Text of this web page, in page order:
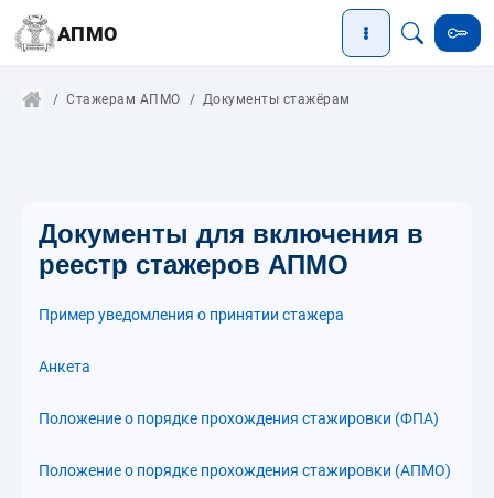
АПМО
Стажерам АПМО Документы стажёрам
Документы для включения в
реестр стажеров АПМО
Пример уведомления о принятии стажера
Анкета
Положение о порядке прохождения стажировки (ФПА)
Положение о порядке прохождения стажировки (АПМО)